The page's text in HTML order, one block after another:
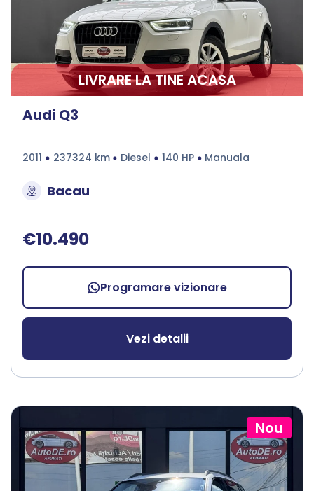
LIVRARE LA TINE ACASA
Audi Q3
2011 237324 km Diesel 140 HP Manuala
Bacau
€10.490
Programare vizionare
Vezi detalii
Nou